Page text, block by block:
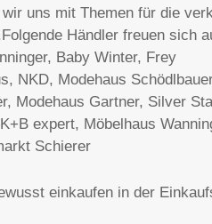
uns mit Themen für die
Händler freuen sich
Baby Winter, Frey
NKD, Modehaus
Modehaus Gartner, Silver
expert, Möbelhaus
Schierer
einkaufen in der